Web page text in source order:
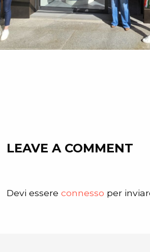
LEAVE A COMMENT
Devi essere connesso per